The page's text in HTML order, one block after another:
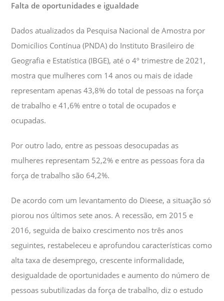
Falta de oportunidades e igualdade
Dados atualizados da Pesquisa Nacional de Amostra por
Domicílios Contínua (PNDA) do Instituto Brasileiro de
Geografia e Estatística (IBGE), até o 4º trimestre de 2021,
mostra que mulheres com 14 anos ou mais de idade
representam apenas 43,8% do total de pessoas na força
de trabalho e 41,6% entre o total de ocupados e
ocupadas.
Por outro lado, entre as pessoas desocupadas as
mulheres representam 52,2% e entre as pessoas fora da
força de trabalho são 64,2%.
De acordo com um levantamento do Dieese, a situação só
piorou nos últimos sete anos. A recessão, em 2015 e
2016, seguida de baixo crescimento nos três anos
seguintes, restabeleceu e aprofundou características como
alta taxa de desemprego, crescente informalidade,
desigualdade de oportunidades e aumento do número de
pessoas subutilizadas da força de trabalho, diz o estudo